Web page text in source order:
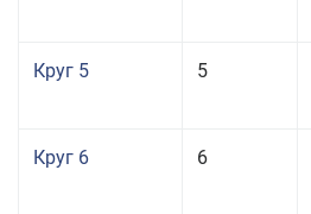
Круг 5 5
Круг 6 6